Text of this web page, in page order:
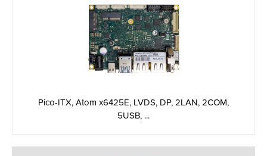
Pico-ITX, Atom x6425E, LVDS, DP, 2LAN, 2COM,
5USB, ...